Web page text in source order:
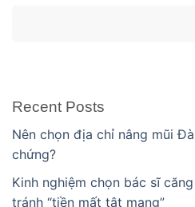
Recent Posts
Nên chọn địa chỉ nâng mũi
chứng?
Kinh nghiệm chọn bác sĩ
tránh “tiền mất tật mang”